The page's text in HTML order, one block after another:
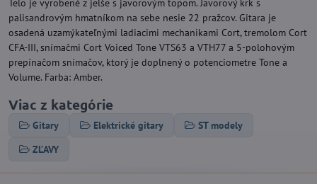
Telo je vyrobené z jelše s javorovým topom. Javorový krk s
palisandrovým hmatníkom na sebe nesie 22 pražcov. Gitara je
osadená uzamýkateľnými ladiacimi mechanikami Cort, tremolom Cort
CFA-III, snímačmi Cort Voiced Tone VTS63 a VTH77 a 5-polohovým
prepínačom snímačov, ktorý je doplnený o potenciometre Tone a
Volume. Farba: Amber.
Viac z kategórie
Gitary Elektrické gitary
ST modely
ZĽAVY